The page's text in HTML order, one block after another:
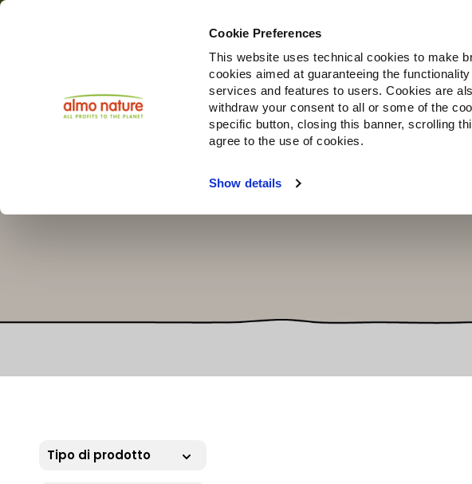
Cookie Preferences
This website uses technical cookies to make
cookies aimed at guaranteeing the
services and features to users. Cookies are
withdraw your consent to all or some of the
specific button, closing this banner, scrolling
agree to the use of cookies.
Show details
Prodotti Companion for Life
Choose another country or region to see content specific to your location.
Tipo di prodotto